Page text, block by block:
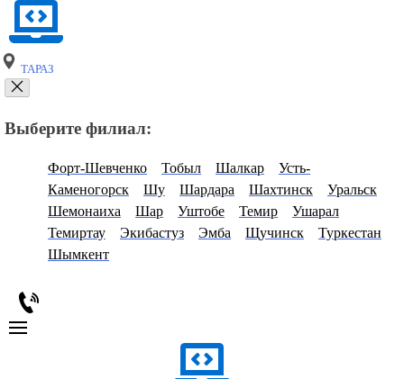
ТАРАЗ
Выберите филиал:
Форт-Шевченко Тобыл Шалкар
Усть-
Каменогорск
Шу Шардара Шахтинск
Уральск
Шемонаиха
Шар Уштобе Темир
Ушарал
Темиртау
Экибастуз Эмба Щучинск
Туркестан
Шымкент